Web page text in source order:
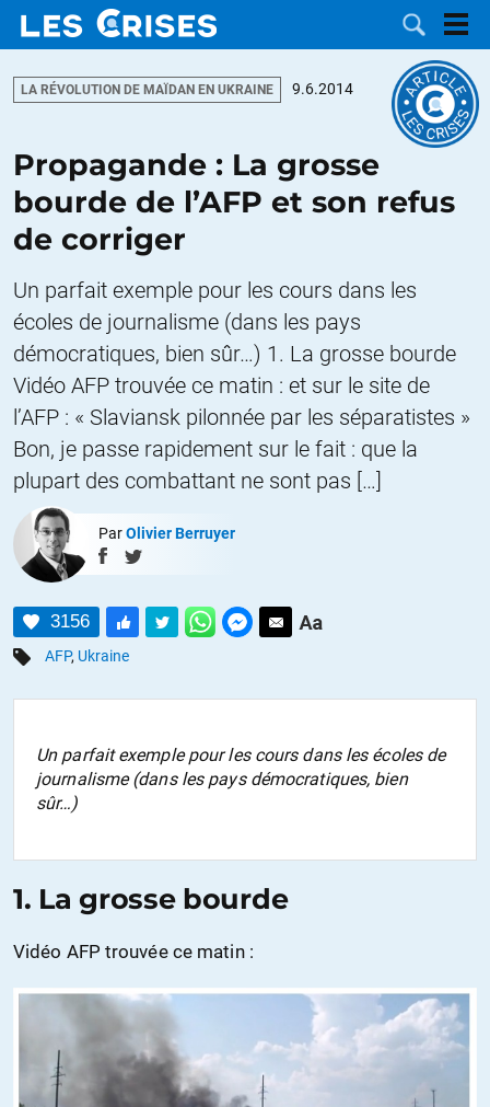
LES
DOSSIERS
CATÉGORIES
MOTS CLÉS
NOUS
CONTACTER
FAIRE UN
DON
LA RÉVOLUTION DE MAÏDAN EN UKRAINE 9.6.2014
Propagande : La grosse
bourde de l’AFP et son refus
de corriger
Un parfait exemple pour les cours dans les
écoles de journalisme (dans les pays
démocratiques, bien sûr…) 1. La grosse bourde
Vidéo AFP trouvée ce matin : et sur le site de
l’AFP : « Slaviansk pilonnée par les séparatistes »
Bon, je passe rapidement sur le fait : que la
plupart des combattant ne sont pas […]
ParOlivier Berruyer
3156
AFP, Ukraine
Un parfait exemple pour les cours dans les écoles de
journalisme (dans les pays démocratiques, bien
sûr…)
1. La grosse bourde
Vidéo AFP trouvée ce matin :